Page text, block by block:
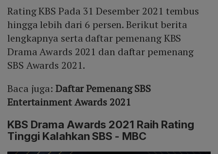
Rating KBS Pada 31 Desember 2021 tembus
hingga lebih dari 6 persen. Berikut berita
lengkapnya serta daftar pemenang KBS
Drama Awards 2021 dan daftar pemenang
SBS Awards 2021.
Baca juga: Daftar Pemenang SBS
Entertainment Awards 2021
KBS Drama Awards 2021 Raih Rating
Tinggi Kalahkan SBS - MBC